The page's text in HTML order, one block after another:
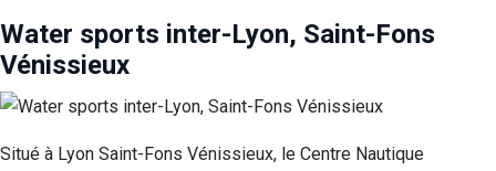
Water sports inter-Lyon, Saint-Fons
Vénissieux
Situé à Lyon Saint-Fons Vénissieux, le Centre Nautique